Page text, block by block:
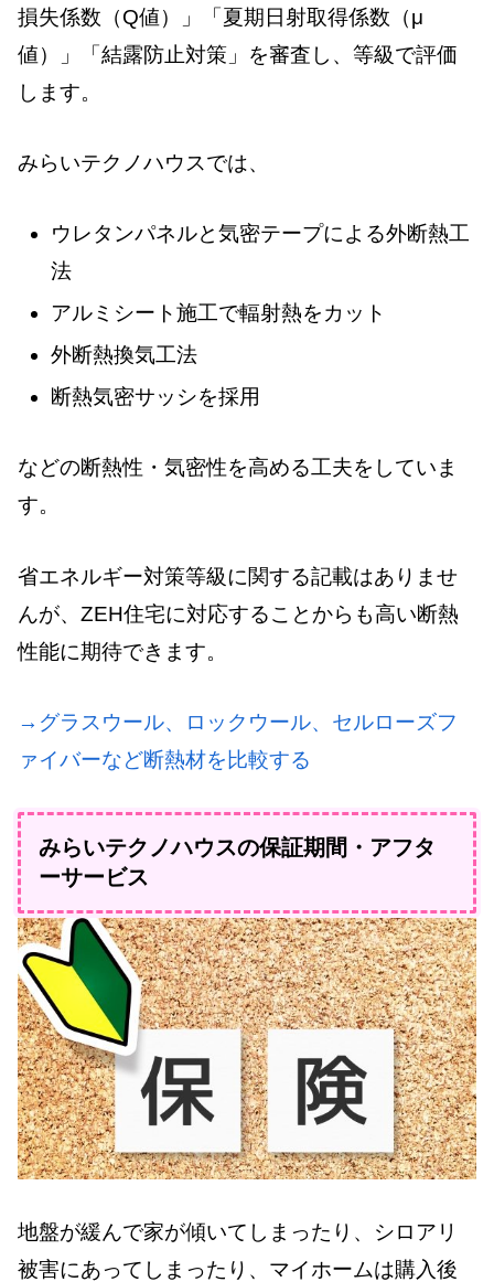
損失係数（Q値）」「夏期日射取得係数（μ
値）」「結露防止対策」を審査し、等級で評価
します。
みらいテクノハウスでは、
ウレタンパネルと気密テープによる外断熱工
法
アルミシート施工で輻射熱をカット
外断熱換気工法
断熱気密サッシを採用
などの断熱性・気密性を高める工夫をしていま
す。
省エネルギー対策等級に関する記載はありませ
んが、ZEH住宅に対応することからも高い断熱
性能に期待できます。
→グラスウール、ロックウール、セルローズフ
ァイバーなど断熱材を比較する
みらいテクノハウスの保証期間・アフタ
ーサービス
地盤が緩んで家が傾いてしまったり、シロアリ
被害にあってしまったり、マイホームは購入後